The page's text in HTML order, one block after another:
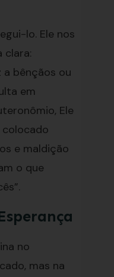
lo. Ele nos
clara:
a bênçãos ou
em
Ele
colocado
e maldição
o que
no
mas na